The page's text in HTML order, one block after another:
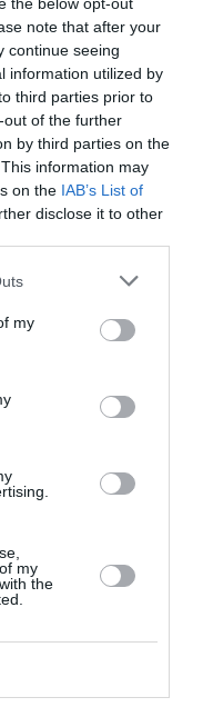
note that after your
continue seeing
information utilized by
third parties prior to
of the further
by third parties on the
information may
on the IAB’s List of
disclose it to other
my
my
the
angajată ca
«Am fost
din
și
cu 8 euro